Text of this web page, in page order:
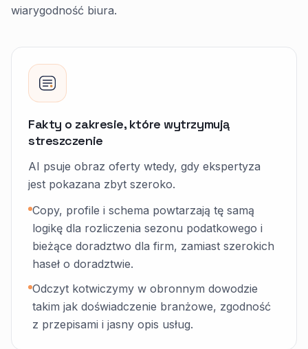
wiarygodność biura.
Fakty o zakresie, które wytrzymują
streszczenie
AI psuje obraz oferty wtedy, gdy ekspertyza
jest pokazana zbyt szeroko.
Copy, profile i schema powtarzają tę samą
logikę dla rozliczenia sezonu podatkowego i
bieżące doradztwo dla firm, zamiast szerokich
haseł o doradztwie.
Odczyt kotwiczymy w obronnym dowodzie
takim jak doświadczenie branżowe, zgodność
z przepisami i jasny opis usług.